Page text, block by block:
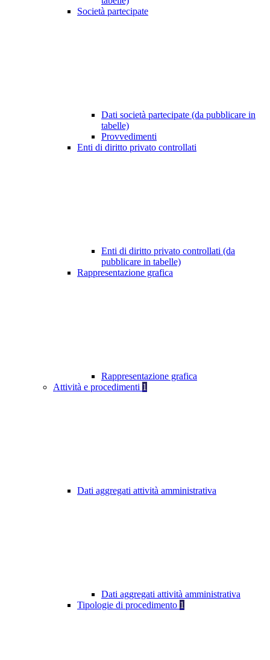
Società partecipate
Dati società partecipate (da pubblicare in
tabelle)
Provvedimenti
Enti di diritto privato controllati
Enti di diritto privato controllati (da
pubblicare in tabelle)
Rappresentazione grafica
Rappresentazione grafica
Attività e procedimenti 1
Dati aggregati attività amministrativa
Dati aggregati attività amministrativa
Tipologie di procedimento 1